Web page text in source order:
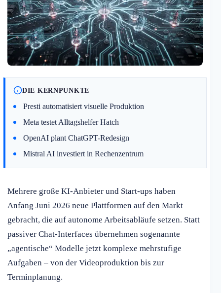
DIE KERNPUNKTE
Presti automatisiert visuelle Produktion
Meta testet Alltagshelfer Hatch
OpenAI plant ChatGPT-Redesign
Mistral AI investiert in Rechenzentrum
Mehrere große KI-Anbieter und Start-ups haben
Anfang Juni 2026 neue Plattformen auf den Markt
gebracht, die auf autonome Arbeitsabläufe setzen. Statt
passiver Chat-Interfaces übernehmen sogenannte
„agentische“ Modelle jetzt komplexe mehrstufige
Aufgaben – von der Videoproduktion bis zur
Terminplanung.